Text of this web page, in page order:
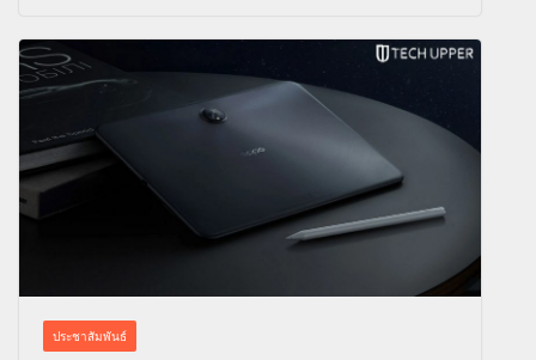
ประชาสัมพันธ์